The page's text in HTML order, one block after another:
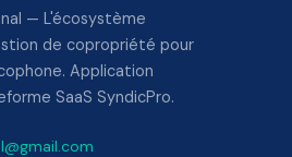
— L'écosystème
de copropriété pour
Application
SaaS SyndicPro.